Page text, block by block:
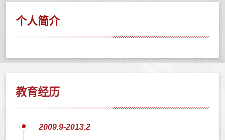
个人简介
教育经历
2009.9-2013.2